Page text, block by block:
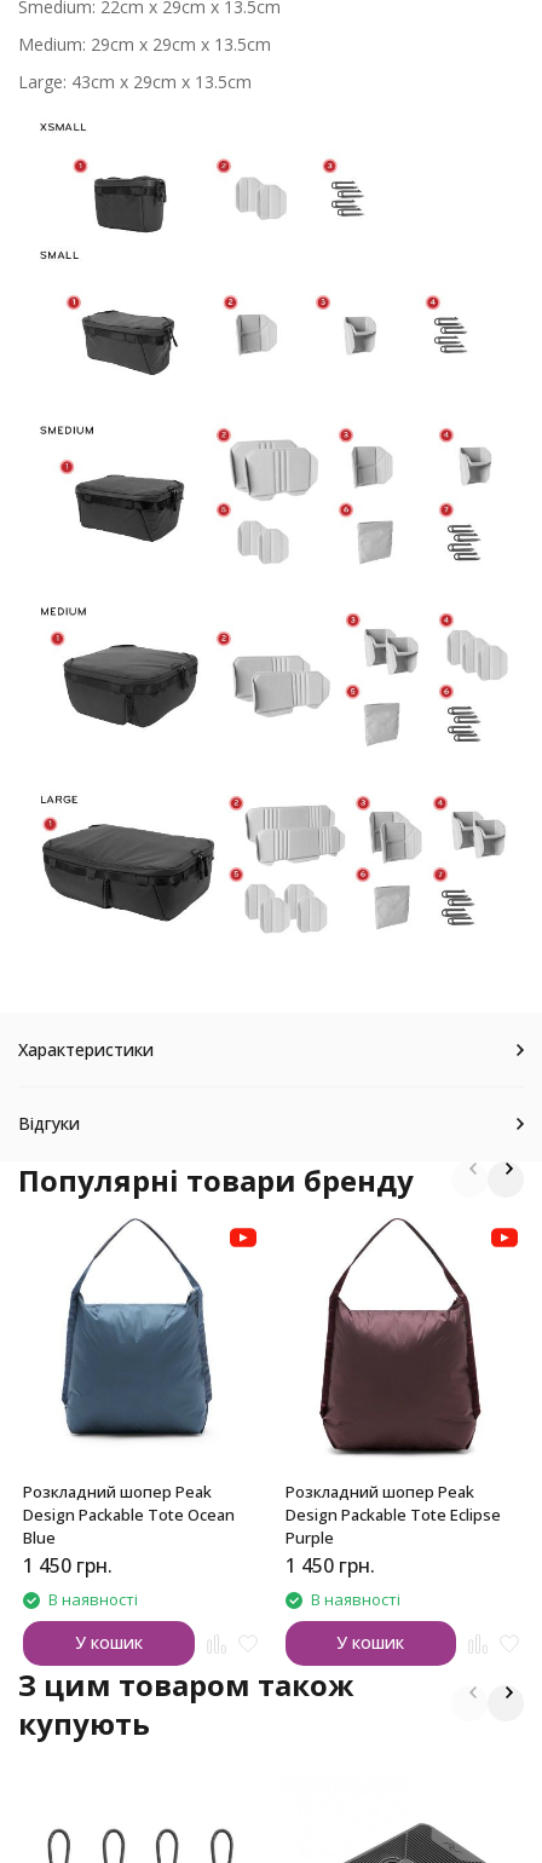
Smedium: 22cm x 29cm x 13.5cm
Medium: 29cm x 29cm x 13.5cm
Large: 43cm x 29cm x 13.5cm
Характеристики
Відгуки
Популярні товари бренду
Розкладний шопер Peak
Design Packable Tote Ocean
Blue
1 450 грн.
В наявності
У кошик
Розкладний шопер Peak
Design Packable Tote Eclipse
Purple
1 450 грн.
В наявності
У кошик
З цим товаром також
купують